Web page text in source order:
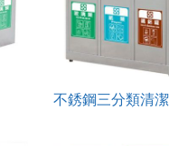
不銹鋼三分類清